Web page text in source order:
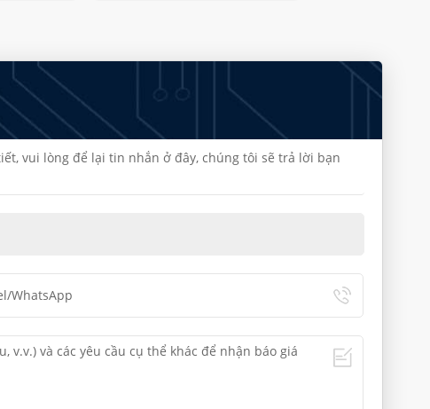
vui lòng để lại tin nhắn ở đây, chúng tôi sẽ trả lời bạn